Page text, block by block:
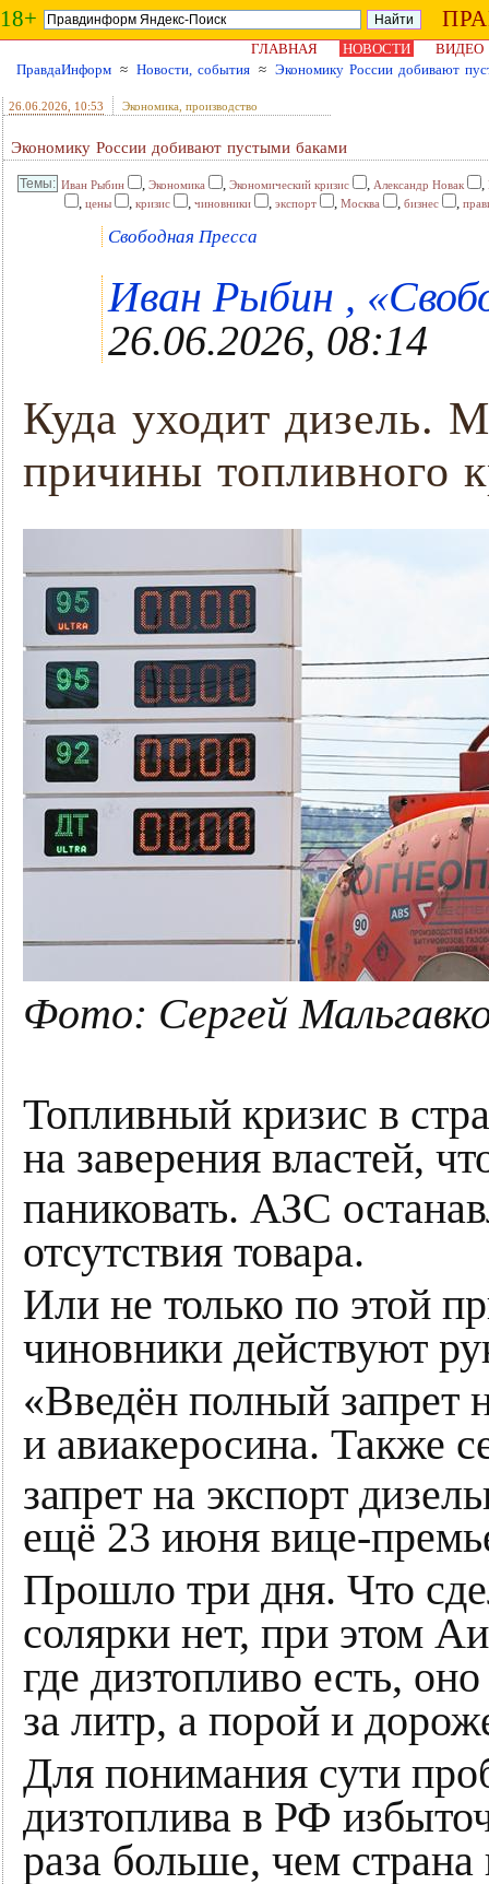
18+
ГЛАВНАЯ НОВОСТИ
ВИДЕО
ПравдаИнформ ≈ Новости, события ≈ Экономику России добивают
26.06.2026 , 10:53 Экономика, производство
Экономику России добивают пустыми баками
Иван Рыбин , Экономика , Экономический кризис , Александр Новак ,
, цены , кризис , чиновники , экспорт , Москва , бизнес ,
Свободная Пресса
Иван Рыбин ,
26.06.2026, 08:14
Куда уходит дизель.
причины топливного
Фото: Сергей
Топливный кризис в
на заверения властей,
паниковать. АЗС
отсутствия товара.
Или не только по этой
чиновники действуют
«Введён полный запрет
и авиакеросина. Также
запрет на экспорт
ещё 23 июня вице-
Прошло три дня. Что
солярки нет, при этом
где дизтопливо есть,
за литр, а порой и
Для понимания сути
дизтоплива в РФ
раза больше, чем страна